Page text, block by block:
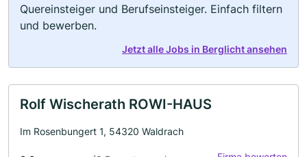
Quereinsteiger und Berufseinsteiger. Einfach filtern
und bewerben.
Jetzt alle Jobs in Berglicht ansehen
Rolf Wischerath ROWI-HAUS
Im Rosenbungert 1, 54320 Waldrach